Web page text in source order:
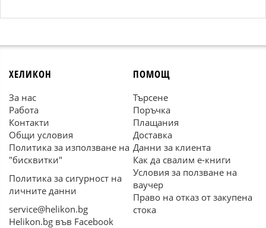
ХЕЛИКОН
За нас
Работа
Контакти
Общи условия
Политика за използване на
"бисквитки"
Политика за сигурност на
личните данни
service@helikon.bg
Helikon.bg във Facebook
ПОМОЩ
Търсене
Поръчка
Плащания
Доставка
Данни за клиента
Как да свалим е-книги
Условия за ползване на
ваучер
Право на отказ от закупена
стока